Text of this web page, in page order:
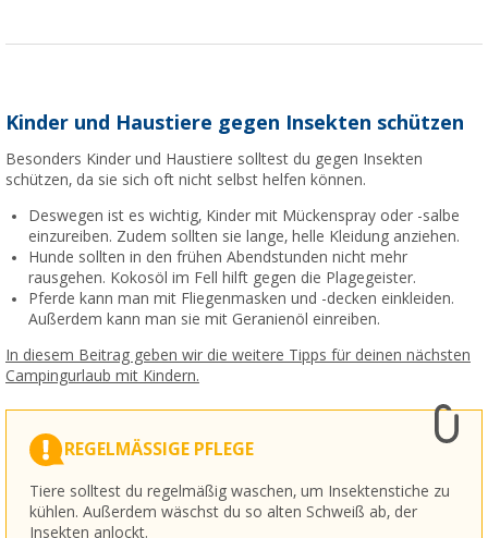
Kinder und Haustiere gegen Insekten schützen
Besonders Kinder und Haustiere solltest du gegen Insekten
schützen, da sie sich oft nicht selbst helfen können.
Deswegen ist es wichtig, Kinder mit Mückenspray oder -salbe
einzureiben. Zudem sollten sie lange, helle Kleidung anziehen.
Hunde sollten in den frühen Abendstunden nicht mehr
rausgehen. Kokosöl im Fell hilft gegen die Plagegeister.
Pferde kann man mit Fliegenmasken und -decken einkleiden.
Außerdem kann man sie mit Geranienöl einreiben.
In diesem Beitrag geben wir die weitere Tipps für deinen nächsten
Campingurlaub mit Kindern.
REGELMÄSSIGE PFLEGE
Tiere solltest du regelmäßig waschen, um Insektenstiche zu
kühlen. Außerdem wäschst du so alten Schweiß ab, der
Insekten anlockt.